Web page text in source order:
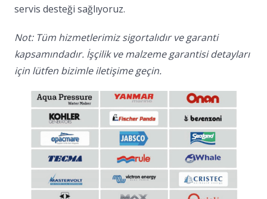
servis desteği sağlıyoruz.
Not: Tüm hizmetlerimiz sigortalıdır ve garanti
kapsamındadır. İşçilik ve malzeme garantisi detayları
için lütfen bizimle iletişime geçin.